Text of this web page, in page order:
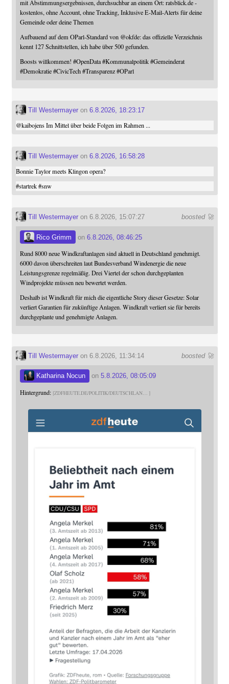
mit Abstimmungsergebnissen, durchsuchbar an einem Ort: ratsblick.de -
kostenlos, ohne Account, ohne Tracking, Inklusive E-Mail-Alerts für deine
Gemeinde oder deine Themen
Aufbauend auf dem OParl-Standard von @okfde: das offizielle Verzeichnis
kennt 127 Schnittstellen, ich habe über 500 gefunden.
Boosts willkommen! #OpenData #Kommunalpolitik #Gemeinderat
#Demokratie #CivicTech #Transparenz #OParl
Till Westermayeron 6.8.2026, 18:23:17
@kaibojensIm Mittel über beide Folgen im Rahmen ...
Till Westermayeron 6.8.2026, 16:58:28
Bonnie Taylor meets Klingon opera?
#startrek #snw
boosted 🚀
Till Westermayeron 6.8.2026, 15:07:27
Rico Grimm on 6.8.2026, 08:46:25
Rund 8000 neue Windkraftanlagen sind aktuell in Deutschland genehmigt.
6000 davon überschreiten laut Bundesverband Windenergie die neue
Leistungsgrenze regelmäßig. Drei Viertel der schon durchgeplanten
Windprojekte müssen neu bewertet werden.
Deshalb ist Windkraft für mich die eigentliche Story dieser Gesetze: Solar
verliert Garantien für zukünftige Anlagen. Windkraft verliert sie für bereits
durchgeplante und genehmigte Anlagen.
boosted 🚀
Till Westermayeron 6.8.2026, 11:34:14
Katharina Nocun on 5.8.2026, 08:05:09
Hintergrund: ZDFHEUTE.DE/POLITIK/DEUTSCHLAN